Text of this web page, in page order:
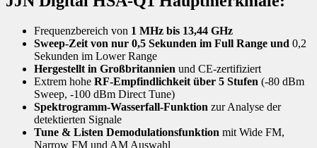
Frequenzbereich von 1 MHz bis 13,44 GHz
Sweep-Zeit von nur 0,5 Sekunden im Full Range und 0,2
Sekunden im Lower Range
Hergestellt in Großbritannien und CE-zertifiziert
Extrem hohe RF-Empfindlichkeit über 5 Stufen (-80 dBm
Sweep, -100 dBm Direct Tune)
Spektrogramm-Wasserfall-Funktion zur Analyse der
detektierten Signale
Tune & Listen Demodulationsfunktion mit Wide FM,
Narrow FM und AM Auswahl